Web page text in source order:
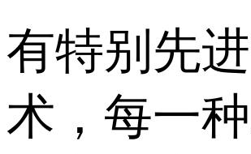
有特别先
术，每一